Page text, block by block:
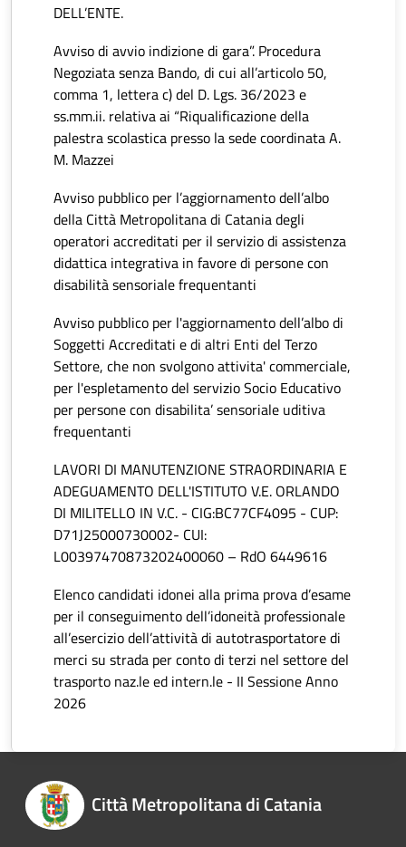
DELL’ENTE.
Avviso di avvio indizione di gara”. Procedura
Negoziata senza Bando, di cui all’articolo 50,
comma 1, lettera c) del D. Lgs. 36/2023 e
ss.mm.ii. relativa ai “Riqualificazione della
palestra scolastica presso la sede coordinata A.
M. Mazzei
Avviso pubblico per l’aggiornamento dell’albo
della Città Metropolitana di Catania degli
operatori accreditati per il servizio di assistenza
didattica integrativa in favore di persone con
disabilità sensoriale frequentanti
Avviso pubblico per l'aggiornamento dell’albo di
Soggetti Accreditati e di altri Enti del Terzo
Settore, che non svolgono attivita' commerciale,
per l'espletamento del servizio Socio Educativo
per persone con disabilita’ sensoriale uditiva
frequentanti
LAVORI DI MANUTENZIONE STRAORDINARIA E
ADEGUAMENTO DELL'ISTITUTO V.E. ORLANDO
DI MILITELLO IN V.C. - CIG:BC77CF4095 - CUP:
D71J25000730002- CUI:
L00397470873202400060 – RdO 6449616
Elenco candidati idonei alla prima prova d’esame
per il conseguimento dell’idoneità professionale
all’esercizio dell’attività di autotrasportatore di
merci su strada per conto di terzi nel settore del
trasporto naz.le ed intern.le - II Sessione Anno
2026
Città Metropolitana di Catania